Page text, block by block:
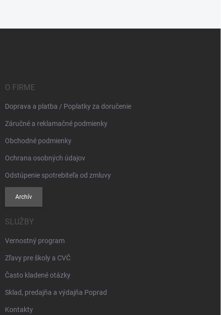
O FIRME
Doprava a platba / Poplatky za doručenie
Záručné a reklamačné podmienky
Obchodné podmienky
Ochrana osobných údajov
Odstúpenie spotrebiteľa od zmluvy
Archív
SLUŽBY
Vernostný program
Zľavy pre školy a CVČ
Často kladené otázky
Sklad, predajňa a výdajňa Poprad
Kontakty